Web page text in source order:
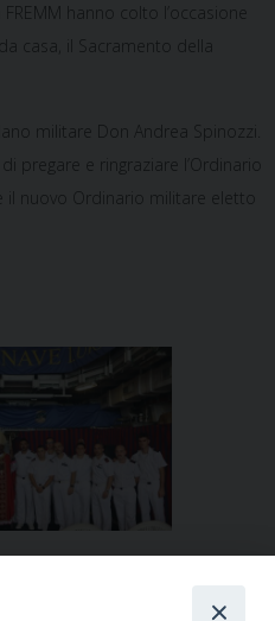
hanno colto l’occasione
casa, il Sacramento della
militare Don Andrea Spinozzi.
pregare e ringraziare l’Ordinario
nuovo Ordinario militare eletto